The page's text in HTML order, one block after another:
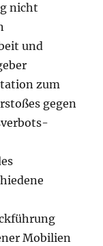
nicht
und
zum
gegen
Mobilien